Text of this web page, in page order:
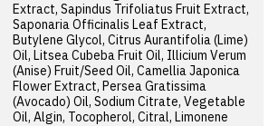
Extract, Sapindus Trifoliatus Fruit Extract,
Saponaria Officinalis Leaf Extract,
Butylene Glycol, Citrus Aurantifolia (Lime)
Oil, Litsea Cubeba Fruit Oil, Illicium Verum
(Anise) Fruit/Seed Oil, Camellia Japonica
Flower Extract, Persea Gratissima
(Avocado) Oil, Sodium Citrate, Vegetable
Oil, Algin, Tocopherol, Citral, Limonene